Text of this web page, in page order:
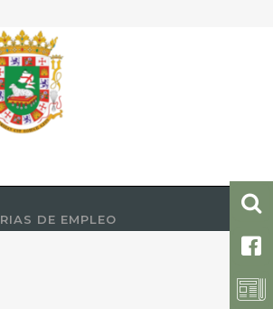
DE EMPLEO